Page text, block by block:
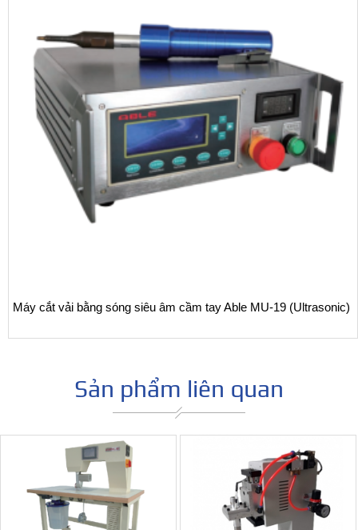
Máy cắt vải bằng sóng siêu âm cầm tay Able MU-19 (Ultrasonic)
Sản phẩm liên quan